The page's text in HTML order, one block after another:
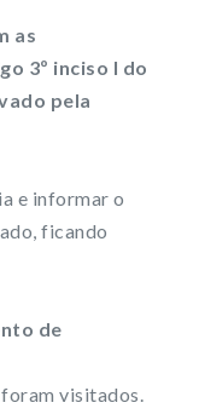
as
3º inciso I do
pela
e informar o
ficando
de
visitados.